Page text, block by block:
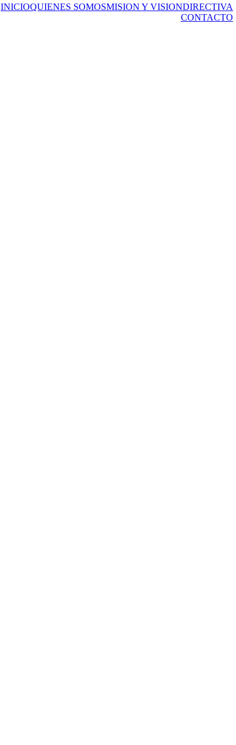
INICIOQUIENES SOMOSMISION Y VISIONDIRECTIVA
CONTACTO